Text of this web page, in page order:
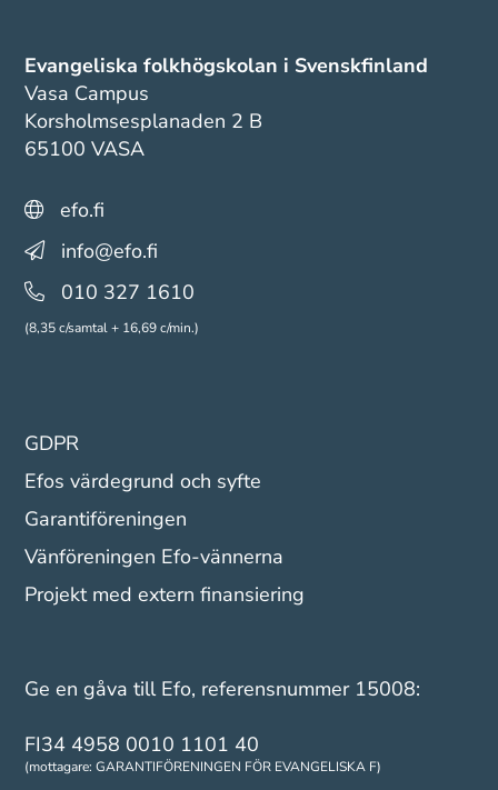
Evangeliska folkhögskolan i Svenskfinland
Vasa Campus
Korsholmsesplanaden 2 B
65100 VASA
efo.fi
info@efo.fi
010 327 1610
(8,35 c/samtal + 16,69 c/min.)
GDPR
Efos värdegrund och syfte
Garantiföreningen
Vänföreningen Efo-vännerna
Projekt med extern finansiering
Ge en gåva till Efo, referensnummer 15008:
FI34 4958 0010 1101 40
(mottagare: GARANTIFÖRENINGEN FÖR EVANGELISKA F)